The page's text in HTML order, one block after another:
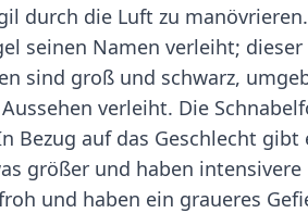
durch die Luft zu manövrieren.
seinen Namen verleiht;
sind groß und schwarz,
verleiht. Die
Bezug auf das Geschlecht gibt
größer und haben intensivere
und haben ein graueres